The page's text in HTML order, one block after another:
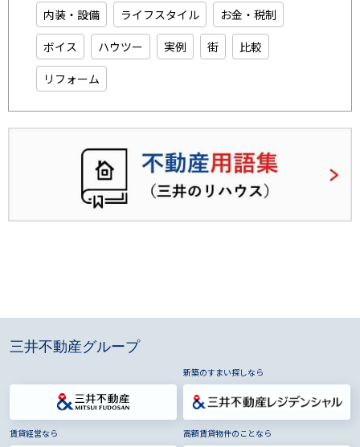
内装・設備 ライフスタイル
お金・税制
ボイス
ハウツー 実例 街
比較
リフォーム
三井不動産グループ
新築のすまい探しなら
賃貸経営なら 高額賃貸物件のことなら